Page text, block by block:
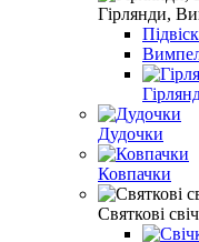
Гірлянди,
Дудочки
Ковпачки
Святкові